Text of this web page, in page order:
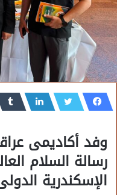
وفد أكاديمى
رسالة السلام
الإسكندرية